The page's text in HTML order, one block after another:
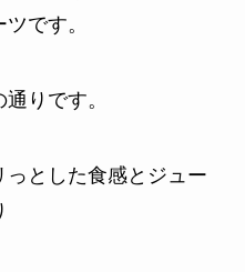
です。
りです。
っとした食感とジュー